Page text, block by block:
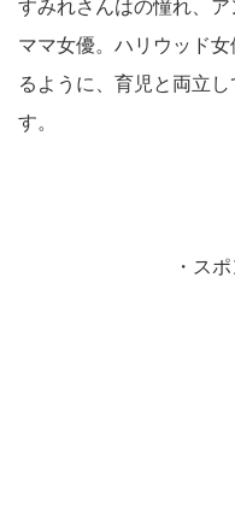
すみれさんはの憧れ、
ママ女優。ハリウッド
るように、育児と両立
す。
・ス